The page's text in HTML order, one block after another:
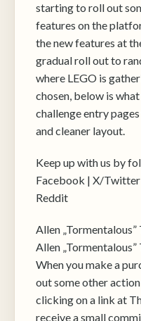
starting to roll out
features on the
the new features at
gradual roll out to
where LEGO is
chosen, below is
challenge entry
and cleaner layout.
Keep up with us by
Facebook | X/
Reddit
Allen „Tormentalous”
Allen „Tormentalous”
When you make a
out some other
clicking on a link at
receive a small
strony
internetowej,
na podstawie
strona jest
używana.
Doświadczenie
internetowa
działała jak
najlepiej
przejścia na nią.
Jeśli odrzucisz
te pliki cookie,
niektóre funkcje
znikną ze strony
internetowej.